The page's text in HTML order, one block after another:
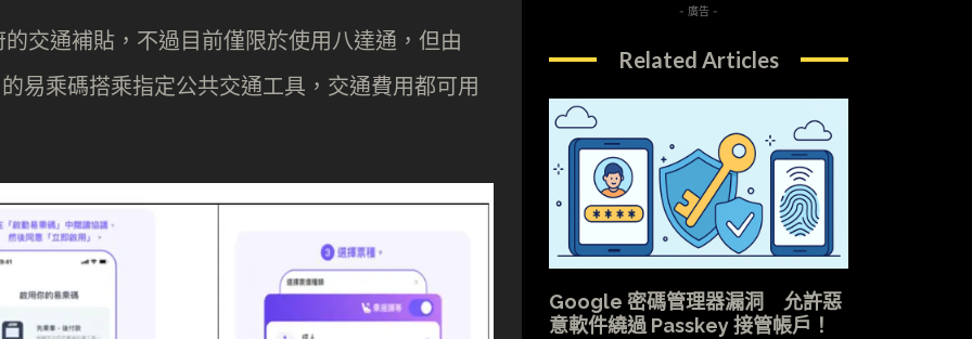
交通補貼，不過目前僅限於使用八達通，但由
易乘碼搭乘指定公共交通工具，交通費用都可用
- 廣告 -
Related Articles
Google 密碼管理器漏洞 允許惡
意軟件繞過 Passkey 接管帳戶！